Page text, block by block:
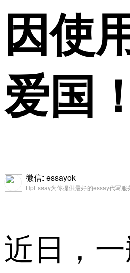
因使
爱国
微信: essayok
HpEssay为你提供最好的essay代写服
近日，